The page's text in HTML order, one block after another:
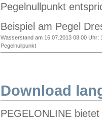
Pegelnullpunkt
Beispiel am Pegel
Wasserstand am 16.07.2013 08:00 Uhr:
Pegelnullpunkt
Download
PEGELONLINE